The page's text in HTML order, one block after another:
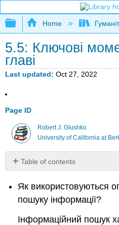
Expand/collapse
Home
5.5: Ключові
главі
Last updated Oct 27, 2022
Page ID
Robert J. Glushko
University of California at
Table of contents
No
Як використовуються
пошуку інформації?
Інформаційний пошук